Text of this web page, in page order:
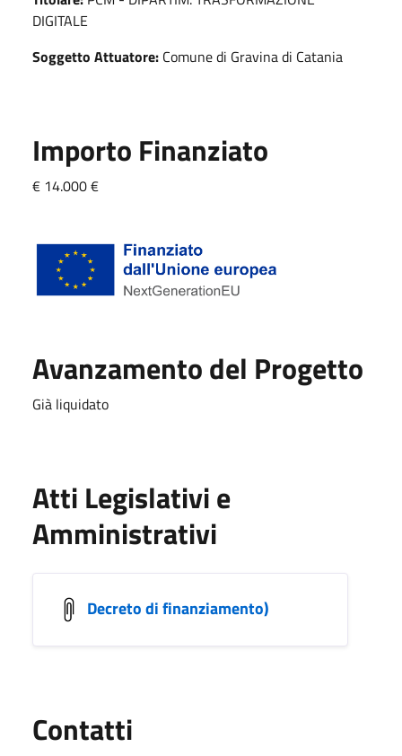
DIGITALE
Soggetto Attuatore: Comune di Gravina di Catania
Importo Finanziato
€ 14.000 €
Avanzamento del Progetto
Già liquidato
Atti Legislativi e
Amministrativi
Decreto di finanziamento)
Contatti